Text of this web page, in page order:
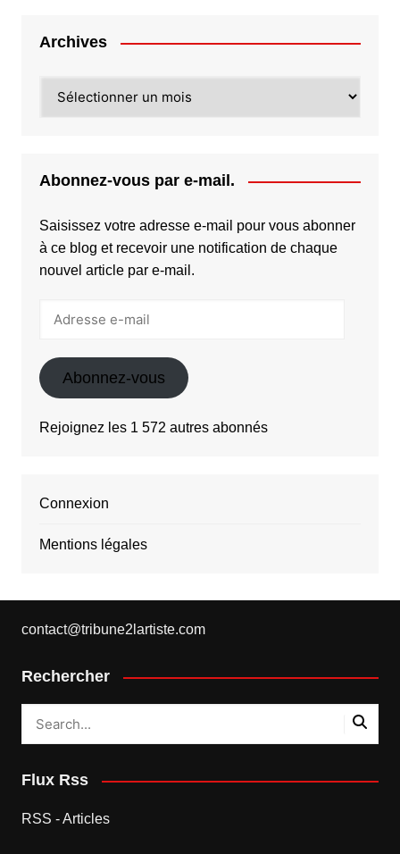
Archives
Abonnez-vous par e-mail.
Saisissez votre adresse e-mail pour vous abonner
à ce blog et recevoir une notification de chaque
nouvel article par e-mail.
Abonnez-vous
Rejoignez les 1 572 autres abonnés
Connexion
Mentions légales
contact@tribune2lartiste.com
Rechercher
Flux Rss
RSS - Articles